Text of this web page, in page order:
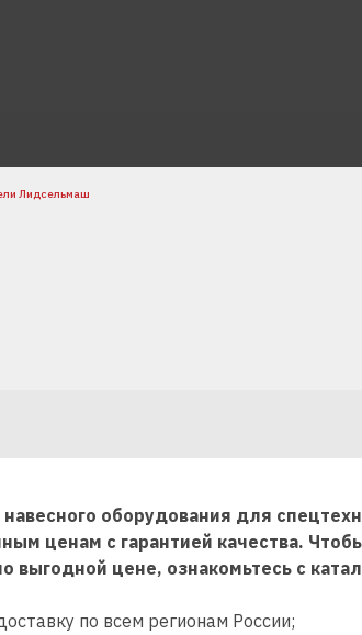
Лидсельмаш
оборудования для
ценам с гарантией качества.
выгодной цене, ознакомьтесь с
по всем регионам России;